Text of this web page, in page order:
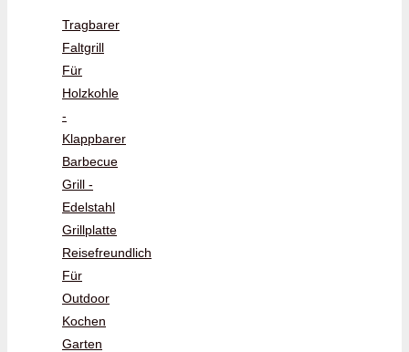
Tragbarer
Faltgrill
Für
Holzkohle
-
Klappbarer
Barbecue
Grill -
Edelstahl
Grillplatte
Reisefreundlich
Für
Outdoor
Kochen
Garten